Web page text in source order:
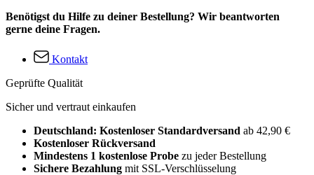
Benötigst du Hilfe zu deiner Bestellung? Wir beantworten
gerne deine Fragen.
Kontakt
Geprüfte Qualität
Sicher und vertraut einkaufen
Deutschland: Kostenloser Standardversand ab 42,90 €
Kostenloser Rückversand
Mindestens 1 kostenlose Probe zu jeder Bestellung
Sichere Bezahlung mit SSL-Verschlüsselung